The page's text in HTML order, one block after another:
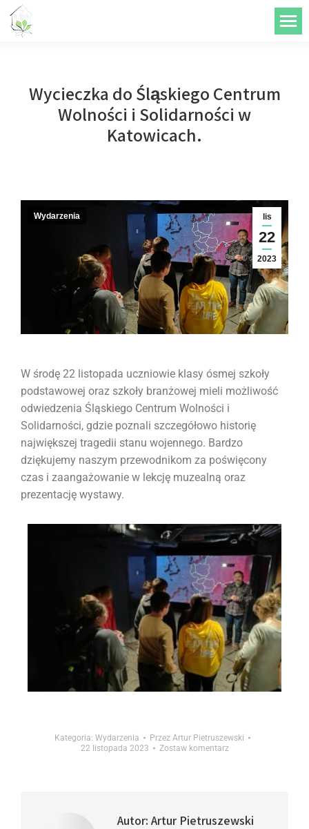
treści
Wycieczka do Śląskiego Centrum
Wolności i Solidarności w
Katowicach.
lis
22
2023
Wydarzenia
W środę 22 listopada uczniowie klasy ósmej szkoły
podstawowej oraz szkoły branżowej mieli możliwość
odwiedzenia Śląskiego Centrum Wolności i
Solidarności, gdzie poznali szczegółowo historię
największej tragedii stanu wojennego. Bardzo
dziękujemy naszym przewodnikom za poświęcony
czas i zaangażowanie w lekcję muzealną oraz
prezentację wystawy.
Kategoria: Wydarzenia Przez Artur Pietruszewski
22 listopada 2023
Zostaw komentarz
Autor: Artur Pietruszewski